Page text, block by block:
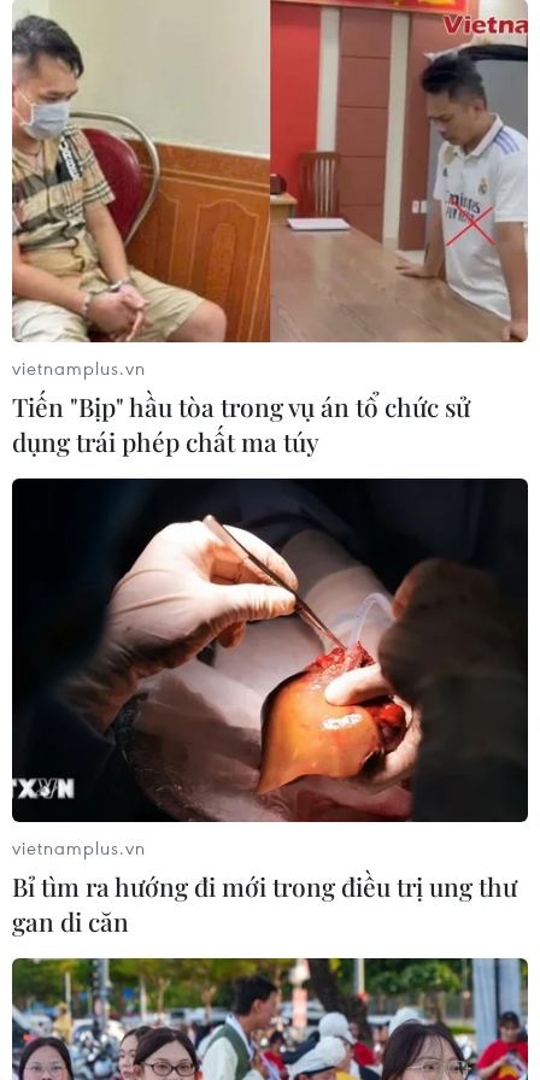
Xem trực tiếp trận Philippines-Việt Nam
ở Vòng loại World Cup trên kênh nào?
16/11/2023 04:04
Trận đấu giữa Đội tuyển Philippines và Đội tuyển Việt
Nam sẽ diễn ra vào lúc 18 giờ (theo giờ Việt Nam) trên
Sân Vận động Rizal Memorial, được truyền hình trực
tiếp trên FPT Play.
vietnamplus.vn
Tiến "Bịp" hầu tòa trong vụ án tổ chức sử
dụng trái phép chất ma túy
vietnamplus.vn
Bỉ tìm ra hướng đi mới trong điều trị ung thư
gan di căn